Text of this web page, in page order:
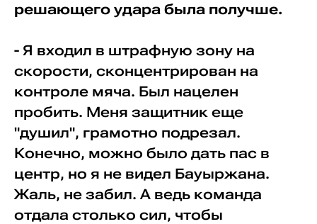
решающего удара была получше.
- Я входил в штрафную зону на
скорости, сконцентрирован на
контроле мяча. Был нацелен
пробить. Меня защитник еще
"душил", грамотно подрезал.
Конечно, можно было дать пас в
центр, но я не видел Бауыржана.
Жаль, не забил. А ведь команда
отдала столько сил, чтобы